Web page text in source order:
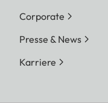
Corporate
Presse & News
Karriere